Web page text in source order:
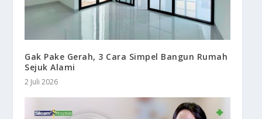
Gak Pake Gerah, 3 Cara Simpel Bangun Rumah
Sejuk Alami
2 Juli 2026